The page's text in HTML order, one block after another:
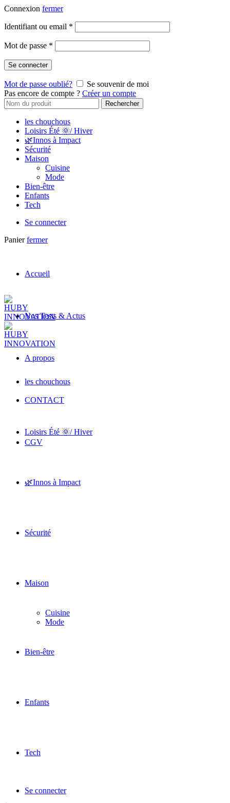
Connexion fermer
Identifiant ou email *
Mot de passe *
Se connecter
Mot de passe oublié?
Se souvenir de moi
Pas encore de compte ? Créer un compte
Search
for:
Rechercher
les chouchous
Loisirs Été 🌞/ Hiver
🌿Innos à Impact
Sécurité
Maison
Cuisine
Mode
Bien-être
Enfants
Tech
Se connecter
Panier fermer
Accueil
Nos Tests & Actus
A propos
CONTACT
CGV
les chouchous
Loisirs Été 🌞/ Hiver
🌿Innos à Impact
Sécurité
Maison
Cuisine
Mode
Bien-être
Enfants
Tech
Se connecter